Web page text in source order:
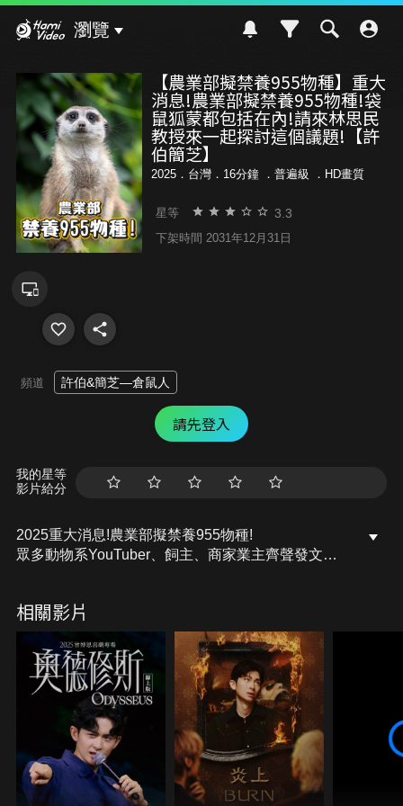
瀏覽
【農業部擬禁養955物種】重大
消息!農業部擬禁養955物種!袋
鼠狐蒙都包括在內!請來林思民
教授來一起探討這個議題!【許
伯簡芝】
2025．台灣．16分鐘 ． 普遍級 ．HD畫質
星等 3.3
下架時間 2031年12月31日
頻道 許伯&簡芝—倉鼠人
請先登入
我的星等
影片給分
2025重大消息!農業部擬禁養955物種!
眾多動物系YouTuber、飼主、商家業主齊聲發文痛
四處探訪之下找來傳說中的動物學者林思民教授一起
探討!
相關影片